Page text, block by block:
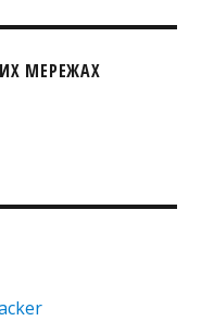
МЕРЕЖАХ